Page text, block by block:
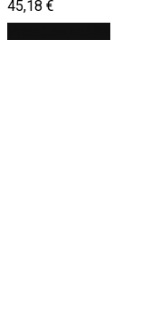
45,18 €